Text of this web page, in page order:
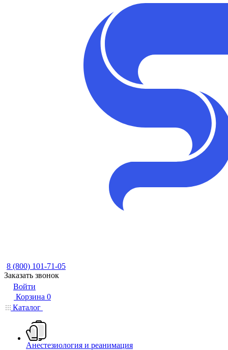
8 (800) 101-71-05
Заказать звонок
Войти
Корзина 0
Каталог
Анестезиология и реанимация